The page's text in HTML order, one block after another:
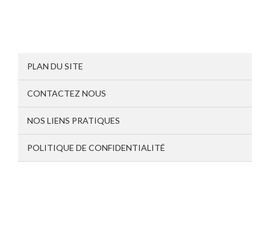
PLAN DU SITE
CONTACTEZ NOUS
NOS LIENS PRATIQUES
POLITIQUE DE CONFIDENTIALITÉ